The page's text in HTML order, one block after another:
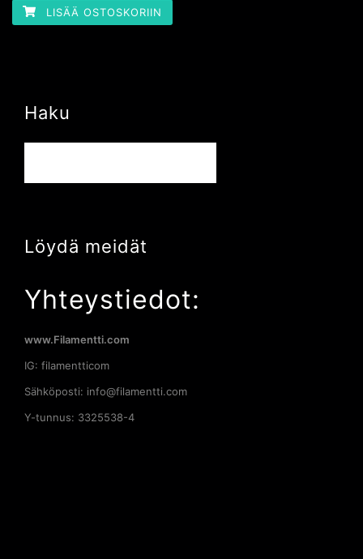
LISÄÄ OSTOSKORIIN
Haku
Haku:
Löydä meidät
Yhteystiedot:
www.Filamentti.com
IG: filamentticom
Sähköposti: info@filamentti.com
Y-tunnus: 3325538-4